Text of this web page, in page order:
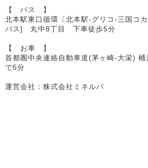
【 バス 】
北本駅東口循環〔北本駅-グリコ-三国コ
バス] 丸中8丁目 下車徒歩5分
【 お車 】
首都圏中央連絡自動車道(茅ヶ崎-大栄)
で5分
運営会社：株式会社ミネルバ